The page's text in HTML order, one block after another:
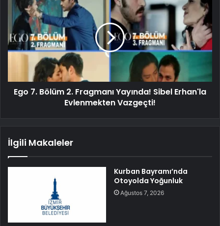
Ego 7. Bölüm 2. Fragmanı Yayında! Sibel Erhan'la
Evlenmekten Vazgeçti!
İlgili Makaleler
Kurban Bayramı’nda
Otoyolda Yoğunluk
Ağustos 7, 2026